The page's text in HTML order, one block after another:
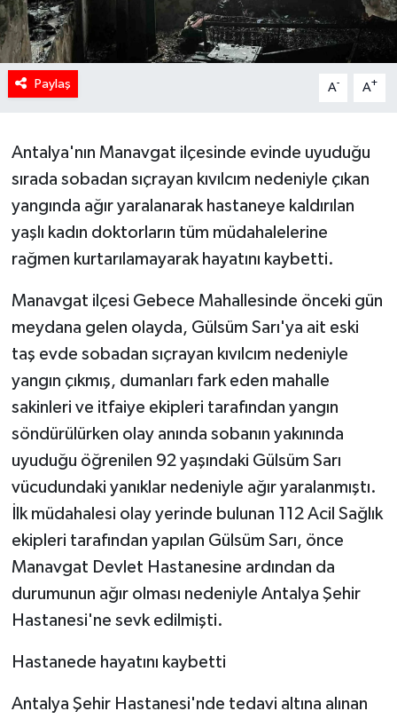
Paylaş A- A+
Antalya'nın Manavgat ilçesinde evinde uyuduğu
sırada sobadan sıçrayan kıvılcım nedeniyle çıkan
yangında ağır yaralanarak hastaneye kaldırılan
yaşlı kadın doktorların tüm müdahalelerine
rağmen kurtarılamayarak hayatını kaybetti.
Manavgat ilçesi Gebece Mahallesinde önceki gün
meydana gelen olayda, Gülsüm Sarı'ya ait eski
taş evde sobadan sıçrayan kıvılcım nedeniyle
yangın çıkmış, dumanları fark eden mahalle
sakinleri ve itfaiye ekipleri tarafından yangın
söndürülürken olay anında sobanın yakınında
uyuduğu öğrenilen 92 yaşındaki Gülsüm Sarı
vücudundaki yanıklar nedeniyle ağır yaralanmıştı.
İlk müdahalesi olay yerinde bulunan 112 Acil Sağlık
ekipleri tarafından yapılan Gülsüm Sarı, önce
Manavgat Devlet Hastanesine ardından da
durumunun ağır olması nedeniyle Antalya Şehir
Hastanesi'ne sevk edilmişti.
Hastanede hayatını kaybetti
Antalya Şehir Hastanesi'nde tedavi altına alınan